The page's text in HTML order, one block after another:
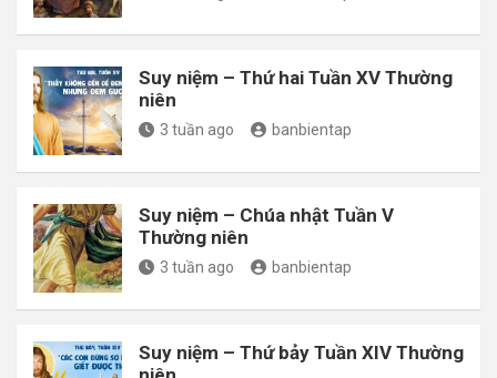
Suy niệm – Thứ hai Tuần XV Thường
niên
3 tuần ago banbientap
Suy niệm – Chúa nhật Tuần V
Thường niên
3 tuần ago banbientap
Suy niệm – Thứ bảy Tuần XIV Thường